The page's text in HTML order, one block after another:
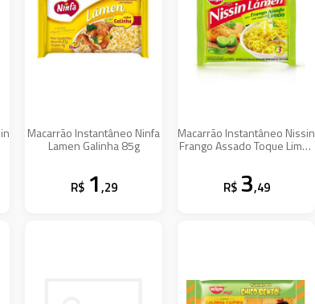
Macarrão Instantâneo Ninfa
Lamen Galinha 85g
R$ 1,29
Macarrão Instantâneo Nissin
Frango Assado Toque Limão
R$ 3,49